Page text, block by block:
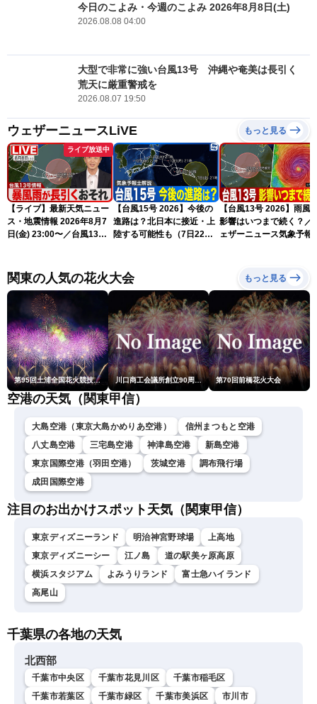
今日のこよみ・今週のこよみ 2026年8月8日(土)
2026.08.08 04:00
大型で非常に強い台風13号 沖縄や奄美は長引く
荒天に厳重警戒を
2026.08.07 19:50
ウェザーニュースLiVE もっと見る
ライブ放送中
【ライブ】最新天気ニュー
ス・地震情報 2026年8月7
日(金) 23:00〜／台風13号
【台風15号 2026】今後の
進路は？北日本に接近・上
陸する可能性も（7日22時
【台風13号 2026】雨風
影響はいつまで続く？／
ェザーニュース気象予報
関東の人気の花火大会 もっと見る
第95回土浦全国花火競技大会 川口商工会議所創立90周年・青年部40周年・女性会30周年記念 第6回川口花火大会 第70回前橋花火大会
空港の天気（関東甲信）
大島空港（東京大島かめりあ空港）
信州まつもと空港
八丈島空港
三宅島空港 神津島空港
新島空港
東京国際空港（羽田空港）
茨城空港
調布飛行場
成田国際空港
注目のお出かけスポット天気（関東甲信）
東京ディズニーランド 明治神宮野球場
上高地
東京ディズニーシー
江ノ島
道の駅美ヶ原高原
横浜スタジアム
よみうりランド
富士急ハイランド
高尾山
千葉県の各地の天気
北西部
千葉市中央区 千葉市花見川区
千葉市稲毛区
千葉市若葉区
千葉市緑区 千葉市美浜区 市川市